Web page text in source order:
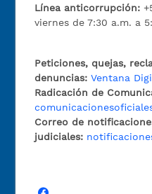
Línea anticorrupción:
viernes de 7:30 a.m. a
Peticiones, quejas,
denuncias: Ventana
Radicación de
Correo de
judiciales: